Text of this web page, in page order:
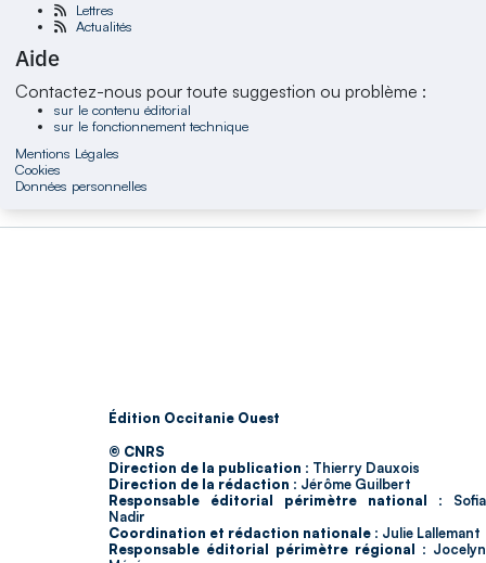
Lettres
Actualités
Aide
Contactez-nous pour toute suggestion ou problème :
sur le contenu éditorial
sur le fonctionnement technique
Mentions Légales
Cookies
Données personnelles
Édition Occitanie Ouest
© CNRS
Direction de la publication : Thierry Dauxois
Direction de la rédaction : Jérôme Guilbert
Responsable éditorial périmètre national : Sofia
Nadir
Coordination et rédaction nationale : Julie Lallemant
Responsable éditorial périmètre régional : Jocelyn